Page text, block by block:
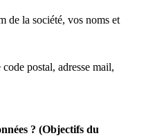
de la société, vos noms et
postal, adresse mail,
? (Objectifs du